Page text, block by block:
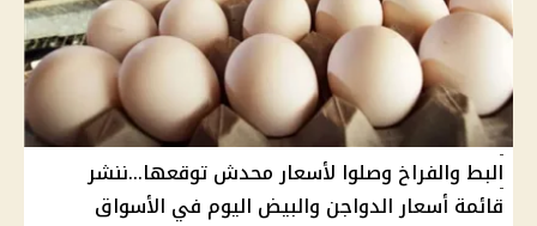
البط والفراخ وصلوا لأسعار محدش توقعها...ننشر
قائمة أسعار الدواجن والبيض اليوم في الأسواق